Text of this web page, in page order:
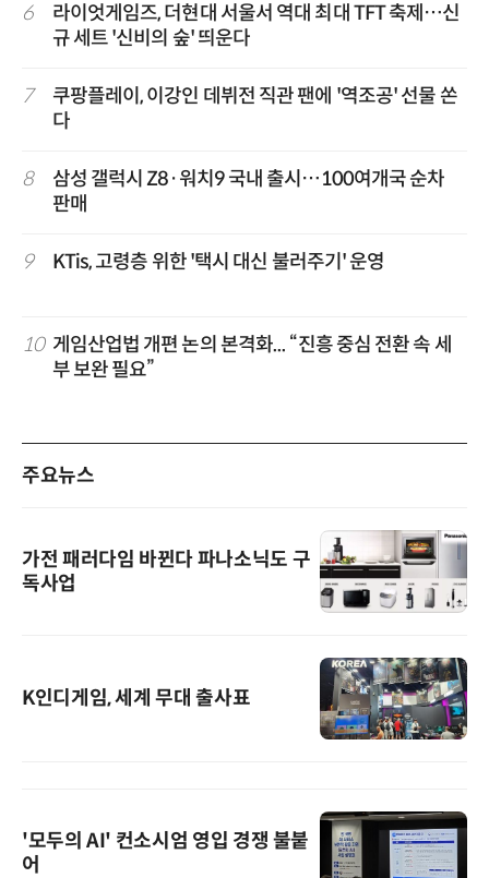
6
라이엇게임즈, 더현대 서울서 역대 최대 TFT 축제…신
규 세트 '신비의 숲' 띄운다
7
쿠팡플레이, 이강인 데뷔전 직관 팬에 '역조공' 선물 쏜
다
8
삼성 갤럭시 Z8·워치9 국내 출시…100여개국 순차
판매
9 KTis, 고령층 위한 '택시 대신 불러주기' 운영
10 게임산업법 개편 논의 본격화... “진흥 중심 전환 속 세
부 보완 필요”
주요뉴스
가전 패러다임 바뀐다 파나소닉도 구
독사업
K인디게임, 세계 무대 출사표
'모두의 AI' 컨소시엄 영입 경쟁 불붙
어